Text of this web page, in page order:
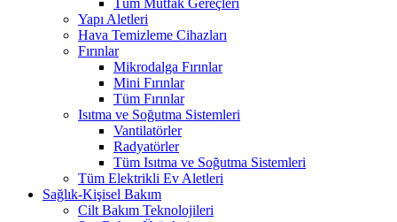
Tüm Mutfak Gereçleri
Yapı Aletleri
Hava Temizleme Cihazları
Fırınlar
Mikrodalga Fırınlar
Mini Fırınlar
Tüm Fırınlar
Isıtma ve Soğutma Sistemleri
Vantilatörler
Radyatörler
Tüm Isıtma ve Soğutma Sistemleri
Tüm Elektrikli Ev Aletleri
Sağlık-Kişisel Bakım
Cilt Bakım Teknolojileri